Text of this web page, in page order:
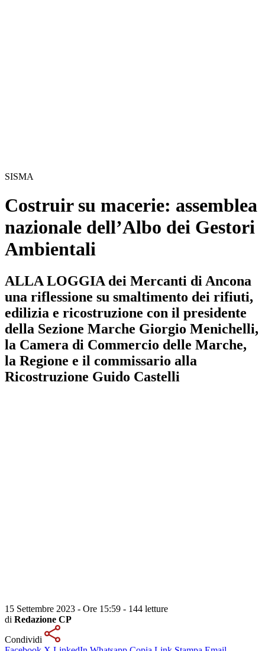
SISMA
Costruir su macerie: assemblea
nazionale dell’Albo dei Gestori
Ambientali
ALLA LOGGIA dei Mercanti di Ancona
una riflessione su smaltimento dei rifiuti,
edilizia e ricostruzione con il presidente
della Sezione Marche Giorgio Menichelli,
la Camera di Commercio delle Marche,
la Regione e il commissario alla
Ricostruzione Guido Castelli
15 Settembre 2023 - Ore 15:59 - 144 letture
di Redazione CP
Condividi